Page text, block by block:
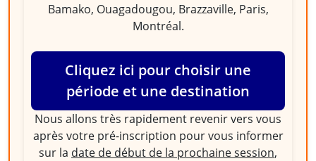
Bamako, Ouagadougou, Brazzaville, Paris,
Montréal.
Cliquez ici pour choisir une
période et une destination
Nous allons très rapidement revenir vers vous
après votre pré-inscription pour vous informer
sur la date de début de la prochaine session,